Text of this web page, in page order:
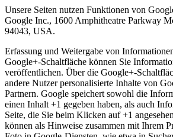
Unsere Seiten nutzen Funktionen von
Google Inc., 1600 Amphitheatre Parkway
94043, USA.
Erfassung und Weitergabe von
Google+-Schaltfläche können Sie
veröffentlichen. Über die Google+-
andere Nutzer personalisierte Inhalte von
Partnern. Google speichert sowohl die
einen Inhalt +1 gegeben haben, als auch
Seite, die Sie beim Klicken auf +1
können als Hinweise zusammen mit Ihrem